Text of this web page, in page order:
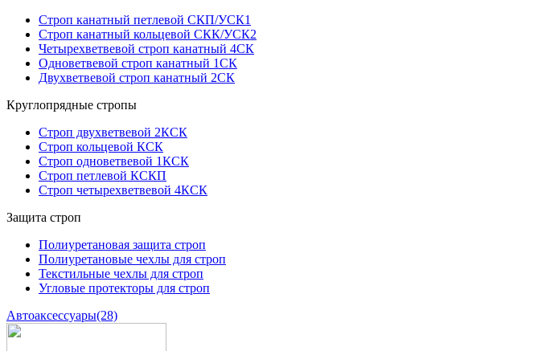
Строп канатный петлевой СКП/УСК1
Строп канатный кольцевой СКК/УСК2
Четырехветвевой строп канатный 4СК
Одноветвевой строп канатный 1СК
Двухветвевой строп канатный 2СК
Круглопрядные стропы
Строп двухветвевой 2КСК
Строп кольцевой КСК
Строп одноветвевой 1КСК
Строп петлевой КСКП
Строп четырехветвевой 4КСК
Защита строп
Полиуретановая защита строп
Полиуретановые чехлы для строп
Текстильные чехлы для строп
Угловые протекторы для строп
Автоаксессуары(28)